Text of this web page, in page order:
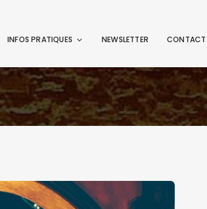
INFOS PRATIQUES NEWSLETTER CONTACT